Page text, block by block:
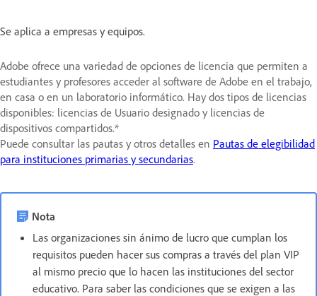
Se aplica a empresas y equipos.
Adobe ofrece una variedad de opciones de licencia que permiten a
estudiantes y profesores acceder al software de Adobe en el trabajo,
en casa o en un laboratorio informático. Hay dos tipos de licencias
disponibles: licencias de Usuario designado y licencias de
dispositivos compartidos.*
Puede consultar las pautas y otros detalles en Pautas de elegibilidad
para instituciones primarias y secundarias.
Nota
Las organizaciones sin ánimo de lucro que cumplan los
requisitos pueden hacer sus compras a través del plan VIP
al mismo precio que lo hacen las instituciones del sector
educativo. Para saber las condiciones que se exigen a las